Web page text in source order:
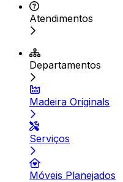
Atendimentos
Departamentos
Madeira Originals
Serviços
Móveis Planejados